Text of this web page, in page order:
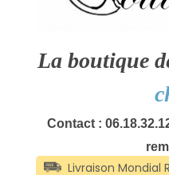
La boutique
Contact :